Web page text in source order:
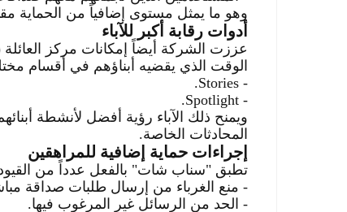
وهو ما يمثل مستوى إضافياً من الحماية
أدوات رقابة أكبر للآباء
عززت الشركة أيضاً إمكانات مركز العائلة
الوقت الذي يقضيه أبناؤهم في أقسام
- Stories.
- Spotlight.
ويمنح ذلك الآباء رؤية أفضل لأنشطة
المحادثات الخاصة.
إجراءات حماية إضافية للمراهقين
تطبق "سناب شات" بالفعل عدداً من
- منع الغرباء من إرسال طلبات صداقة
- الحد من الرسائل غير المرغوب فيها.